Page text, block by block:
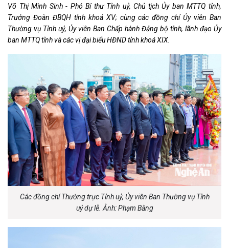
Võ Thị Minh Sinh - Phó Bí thư Tỉnh uỷ, Chủ tịch Ủy ban MTTQ tỉnh,
Trưởng Đoàn ĐBQH tỉnh khoá XV; cùng các đồng chí Ủy viên Ban
Thường vụ Tỉnh uỷ, Ủy viên Ban Chấp hành Đảng bộ tỉnh, lãnh đạo Ủy
ban MTTQ tỉnh và các vị đại biểu HĐND tỉnh khoá XIX.
Các đồng chí Thường trực Tỉnh uỷ, Ủy viên Ban Thường vụ Tỉnh
uỷ dự lễ. Ảnh: Phạm Bằng